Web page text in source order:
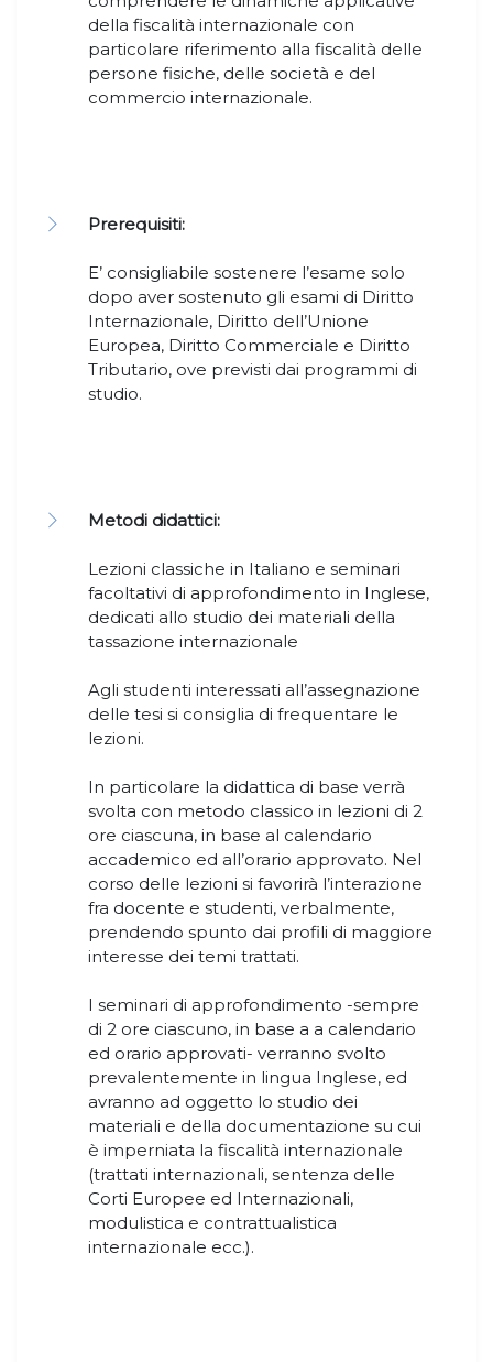
della fiscalità internazionale con
particolare riferimento alla fiscalità delle
persone fisiche, delle società e del
commercio internazionale.
Prerequisiti:
E’ consigliabile sostenere l’esame solo
dopo aver sostenuto gli esami di Diritto
Internazionale, Diritto dell’Unione
Europea, Diritto Commerciale e Diritto
Tributario, ove previsti dai programmi di
studio.
Metodi didattici:
Lezioni classiche in Italiano e seminari
facoltativi di approfondimento in Inglese,
dedicati allo studio dei materiali della
tassazione internazionale
Agli studenti interessati all’assegnazione
delle tesi si consiglia di frequentare le
lezioni.
In particolare la didattica di base verrà
svolta con metodo classico in lezioni di 2
ore ciascuna, in base al calendario
accademico ed all’orario approvato. Nel
corso delle lezioni si favorirà l’interazione
fra docente e studenti, verbalmente,
prendendo spunto dai profili di maggiore
interesse dei temi trattati.
I seminari di approfondimento -sempre
di 2 ore ciascuno, in base a a calendario
ed orario approvati- verranno svolto
prevalentemente in lingua Inglese, ed
avranno ad oggetto lo studio dei
materiali e della documentazione su cui
è imperniata la fiscalità internazionale
(trattati internazionali, sentenza delle
Corti Europee ed Internazionali,
modulistica e contrattualistica
internazionale ecc.).